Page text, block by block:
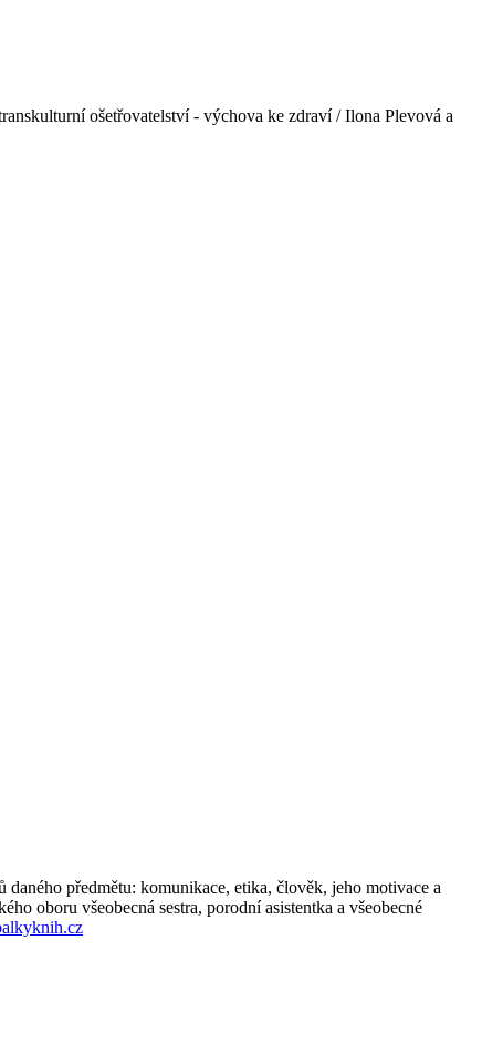
ošetřovatelství - výchova ke zdraví / Ilona Plevová a
předmětu: komunikace, etika, člověk, jeho motivace a
oboru všeobecná sestra, porodní asistentka a všeobecné